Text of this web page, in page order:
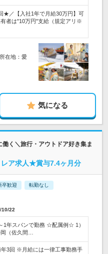
★／【入社1年で月給30万円】可
者は"10万円"支給（規定アリ※
在地：愛
気になる
く＼旅行・アウトドア好き集ま
ア求人★賞与7.4ヶ月分
卒歓迎 転勤なし
10/22
1年スパンで勤務 ☆配属例☆ 1）
（佐久間…
年3回 ※月給には一律工事勤務手